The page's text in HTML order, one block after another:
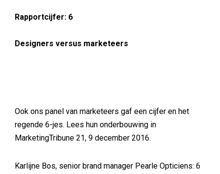
Rapportcijfer: 6
Designers versus marketeers
Ook ons panel van marketeers gaf een cijfer en het
regende 6-jes. Lees hun onderbouwing in
MarketingTribune 21, 9 december 2016.
Karlijne Bos, senior brand manager Pearle Opticiens: 6